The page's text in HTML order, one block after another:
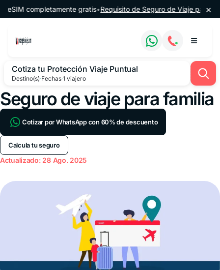
Saltar al contenido
completamente gratis•Requisito de Seguro de Viaje para ×
Cotiza tu Protección Viaje Puntual
Destino(s)·Fechas·1 viajero
Seguro de viaje para familia
Cotizar por WhatsApp con 60% de descuento
Calcula tu seguro
Actualizado: 28 Ago. 2025